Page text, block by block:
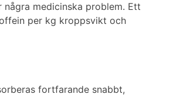
medicinska problem. Ett
per kg kroppsvikt och
fortfarande snabbt,